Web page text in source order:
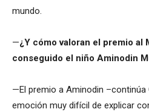
mundo.
—¿Y cómo valoran el premio al
conseguido el niño Aminodin
—El premio a Aminodin
emoción muy difícil de explicar